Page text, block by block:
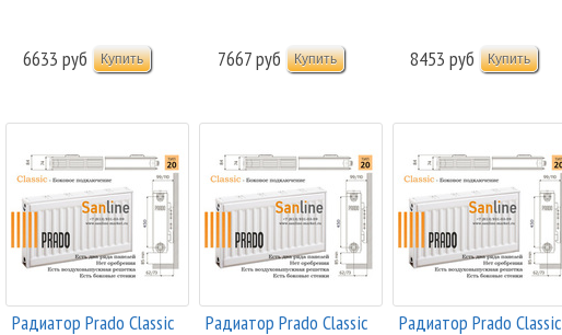
6633 руб 7667 руб 8453 руб
Радиатор Prado Classic
Радиатор Prado Classic
Радиатор Prado Classic